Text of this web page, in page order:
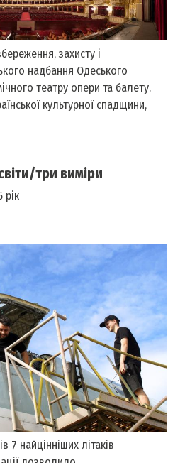
захисту і
надбання Одеського
театру опери та балету.
культурної спадщини,
три виміри
рік
7 найцінніших літаків